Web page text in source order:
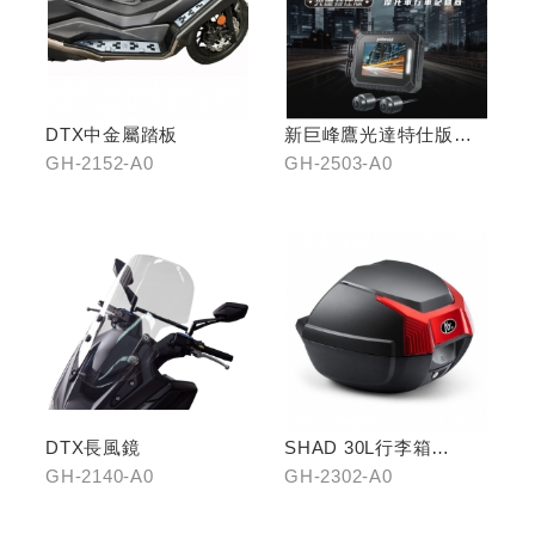
DTX中金屬踏板
GH-2152-A0
新巨峰鷹光達特仕版行
車紀錄器
GH-2503-A0
DTX長風鏡
GH-2140-A0
SHAD 30L行李箱
(KYMCO專屬款)
GH-2302-A0